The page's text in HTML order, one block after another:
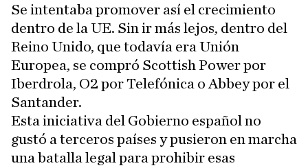
Se intentaba promover así el crecimiento
dentro de la UE. Sin ir más lejos, dentro del
Reino Unido, que todavía era Unión
Europea, se compró Scottish Power por
Iberdrola, O2 por Telefónica o Abbey por el
Santander.
Esta iniciativa del Gobierno español no
gustó a terceros países y pusieron en marcha
una batalla legal para prohibir esas